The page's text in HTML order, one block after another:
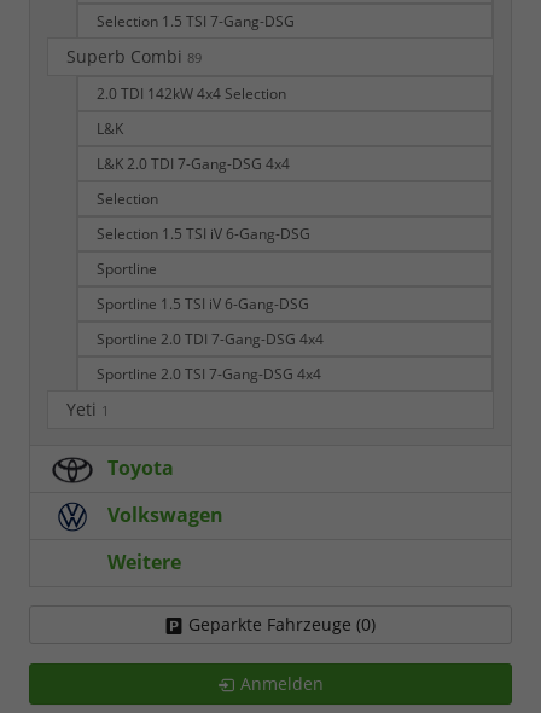
Selection 1.5 TSI 7-Gang-DSG
Superb Combi 89
2.0 TDI 142kW 4x4 Selection
L&K
L&K 2.0 TDI 7-Gang-DSG 4x4
Selection
Selection 1.5 TSI iV 6-Gang-DSG
Sportline
Sportline 1.5 TSI iV 6-Gang-DSG
Sportline 2.0 TDI 7-Gang-DSG 4x4
Sportline 2.0 TSI 7-Gang-DSG 4x4
Yeti 1
Toyota
Volkswagen
Weitere
Geparkte Fahrzeuge (0)
Anmelden